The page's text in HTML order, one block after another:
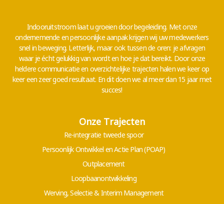
Indooruitstroom laat u groeien door begeleiding. Met onze
ondernemende en persoonlijke aanpak krijgen wij uw medewerkers
snel in beweging. Letterlijk, maar ook tussen de oren: je afvragen
waar je écht gelukkig van wordt en hoe je dat bereikt. Door onze
heldere communicatie en overzichtelijke trajecten halen we keer op
keer een zeer goed resultaat. En dit doen we al meer dan 15 jaar met
succes!
Onze Trajecten
Re-integratie tweede spoor
Persoonlijk Ontwikkel en Actie Plan (POAP)
Outplacement
Loopbaanontwikkeling
Werving, Selectie & Interim Management